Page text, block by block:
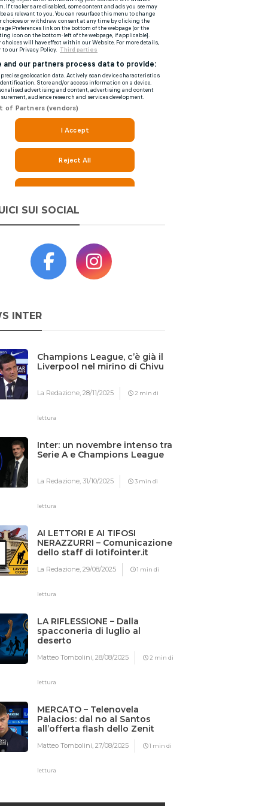
SUI SOCIAL
INTER
Champions League, c’è già il
Liverpool nel mirino di Chivu
La Redazione,28/11/2025 2 min di
lettura
Inter: un novembre intenso tra
Serie A e Champions League
La Redazione,31/10/2025 3 min di
lettura
AI LETTORI E AI TIFOSI
NERAZZURRI – Comunicazione
dello staff di Iotifointer.it
La Redazione,29/08/2025 1 min di
lettura
LA RIFLESSIONE – Dalla
spacconeria di luglio al
deserto
Matteo Tombolini,28/08/2025 2 min di
lettura
MERCATO – Telenovela
Palacios: dal no al Santos
all’offerta flash dello Zenit
Matteo Tombolini,27/08/2025 1 min di
lettura